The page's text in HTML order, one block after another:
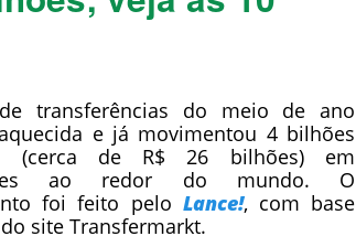
transferências do meio de ano
e já movimentou 4 bilhões
(cerca de R$ 26 bilhões) em
ao redor do mundo. O
foi feito pelo Lance!, com base
site Transfermarkt.